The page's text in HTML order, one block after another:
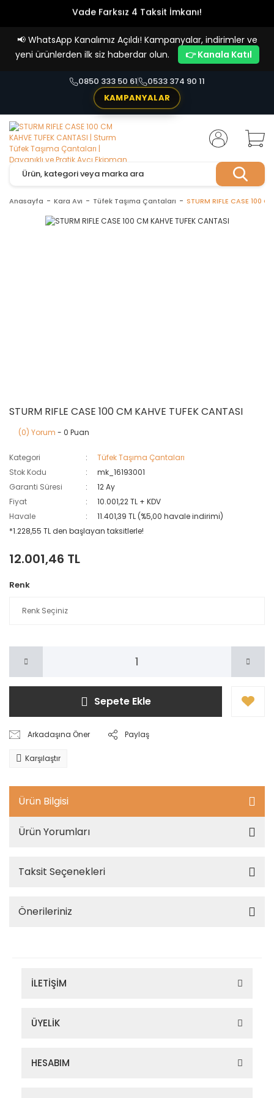
Vade Farksız 4 Taksit İmkanı!
📢 WhatsApp Kanalımız Açıldı! Kampanyalar, indirimler ve
yeni ürünlerden ilk siz haberdar olun.
👉 Kanala Katıl
0850 333 50 61
0533 374 90 11
KAMPANYALAR
Anasayfa Kara Avı Tüfek Taşıma Çantaları STURM RIFLE CASE 100
STURM RIFLE CASE 100 CM KAHVE TUFEK CANTASI
(0) Yorum - 0 Puan
Kategori
Tüfek Taşıma Çantaları
Stok Kodu
mk_16193001
Garanti Süresi
12 Ay
Fiyat
10.001,22 TL + KDV
Havale
11.401,39 TL (%5,00 havale indirimi)
*1.228,55 TL den başlayan taksitlerle!
12.001,46 TL
Renk
Sepete Ekle
Arkadaşına Öner Paylaş
Karşılaştır
Ürün Bilgisi
Ürün Yorumları
Taksit Seçenekleri
Önerileriniz
İLETİŞİM
ÜYELİK
HESABIM